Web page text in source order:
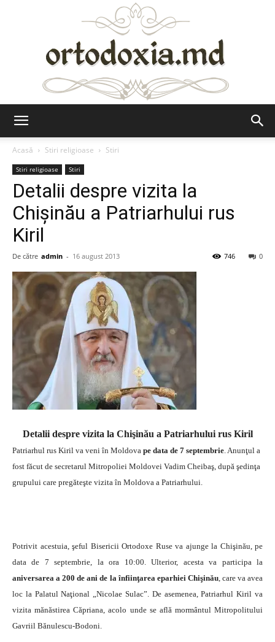
Acasă
Stiri religioase Stiri
Stiri religioase Stiri
Detalii despre vizita la
Chişinău a Patriarhului rus
Kiril
De către admin - 16 august 2013 0
746
Detalii despre vizita la Chişinău a Patriarhului rus Kiril
Patriarhul rus Kiril va veni în Moldova pe data de 7 septembrie. Anunţul a
fost făcut de secretarul Mitropoliei Moldovei Vadim Cheibaş, după şedinţa
grupului care pregăteşte vizita în Moldova a Patriarhului.
Potrivit acestuia, şeful Bisericii Ortodoxe Ruse va ajunge la Chişinău, pe
data de 7 septembrie, la ora 10:00. Ulterior, acesta va participa la
aniversarea a 200 de ani de la înfiinţarea eparhiei Chişinău, care va avea
loc la Palatul Naţional „Nicolae Sulac”. De asemenea, Patriarhul Kiril va
vizita mănăstirea Căpriana, acolo unde se află mormântul Mitropolitului
Gavriil Bănulescu-Bodoni.